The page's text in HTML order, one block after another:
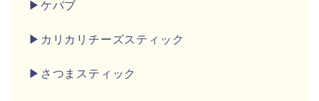
▶ケバブ
▶カリカリチーズスティック
▶さつまスティック